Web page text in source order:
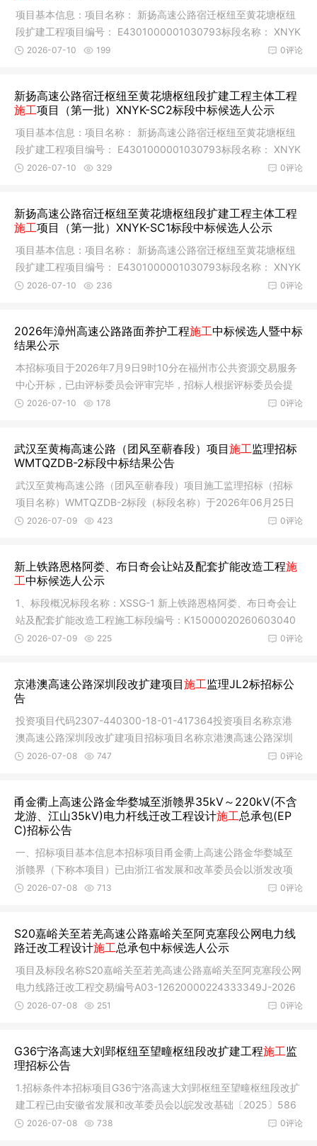
项目基本信息：项目名称： 新扬高速公路宿迁枢纽至黄花塘枢纽
段扩建工程项目编号： E4301000001030793标段名称： XNYK
-SH1标段编
0评论
2026-07-10 199
新扬高速公路宿迁枢纽至黄花塘枢纽段扩建工程主体工程
施工项目（第一批）XNYK-SC2标段中标候选人公示
项目基本信息：项目名称： 新扬高速公路宿迁枢纽至黄花塘枢纽
段扩建工程项目编号： E4301000001030793标段名称： XNYK
-SC2标段编
0评论
2026-07-10 329
新扬高速公路宿迁枢纽至黄花塘枢纽段扩建工程主体工程
施工项目（第一批）XNYK-SC1标段中标候选人公示
项目基本信息：项目名称： 新扬高速公路宿迁枢纽至黄花塘枢纽
段扩建工程项目编号： E4301000001030793标段名称： XNYK
-SC1标段编
0评论
2026-07-10 236
2026年漳州高速公路路面养护工程施工中标候选人暨中标
结果公示
本招标项目于2026年7月9日9时10分在福州市公共资源交易服务
中心开标，已由评标委员会评审完毕，招标人根据评标委员会提
出的书面
0评论
2026-07-10 178
武汉至黄梅高速公路（团风至蕲春段）项目施工监理招标
WMTQZDB-2标段中标结果公告
武汉至黄梅高速公路（团风至蕲春段）项目施工监理招标（招标
项目名称）WMTQZDB-2标段（标段名称）于2026年06月25日
发布了评标结
0评论
2026-07-09 423
新上铁路恩格阿娄、布日奇会让站及配套扩能改造工程施
工中标候选人公示
1、标段概况标段名称：XSSG-1 新上铁路恩格阿娄、布日奇会让
站及配套扩能改造工程施工标段编号：K15000020260603040
01001开标时
0评论
2026-07-09 225
京港澳高速公路深圳段改扩建项目施工监理JL2标招标公
告
投资项目代码2307-440300-18-01-417364投资项目名称京港
澳高速公路深圳段改扩建项目招标项目名称京港澳高速公路深圳
段改扩建项目
0评论
2026-07-08 747
甬金衢上高速公路金华婺城至浙赣界35kV～220kV(不含
龙游、江山35kV)电力杆线迁改工程设计施工总承包(EP
C)招标公告
一、招标项目基本信息本招标项目甬金衢上高速公路金华婺城至
浙赣界（下称本项目）已由浙江省发展和改革委员会以浙发改项
字〔2025
0评论
2026-07-08 713
S20嘉峪关至若羌高速公路嘉峪关至阿克塞段公网电力线
路迁改工程设计施工总承包中标候选人公示
项目及标段名称S20嘉峪关至若羌高速公路嘉峪关至阿克塞段公网
电力线路迁改工程交易编号A03-12620000224333349J-2026
0529-061026-
0评论
2026-07-08 251
G36宁洛高速大刘郢枢纽至望疃枢纽段改扩建工程施工监
理招标公告
1.招标条件本招标项目G36宁洛高速大刘郢枢纽至望疃枢纽段改扩
建工程已由安徽省发展和改革委员会以皖发改基础〔2025〕586
号《安徽
0评论
2026-07-08 738